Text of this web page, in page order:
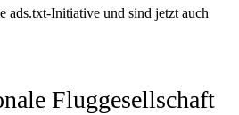
ads.txt-Initiative und sind jetzt auch
Fluggesellschaft